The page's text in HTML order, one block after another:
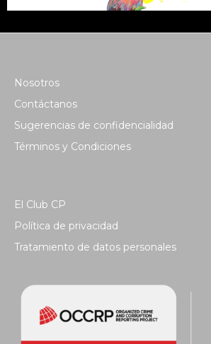
Nosotros
Contáctanos
Sugerencias de confidencialidad
Términos y Condiciones
El Club CP
Política de privacidad
Tratamiento de datos personales